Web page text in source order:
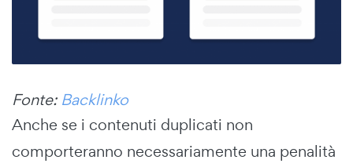
Fonte: Backlinko
Anche se i contenuti duplicati non
comporteranno necessariamente una penalità